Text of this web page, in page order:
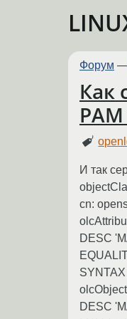
Форум
Как
PAM
И так
cn:
DESC
DESC